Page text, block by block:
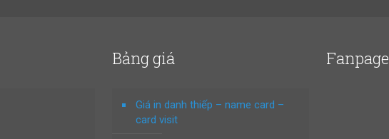
Bảng giá
Giá in danh thiếp – name card –
card visit
Fanpage